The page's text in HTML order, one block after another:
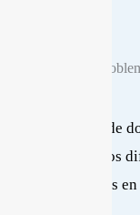
¿Qué
Llevo más de
en momentos
frecuentes